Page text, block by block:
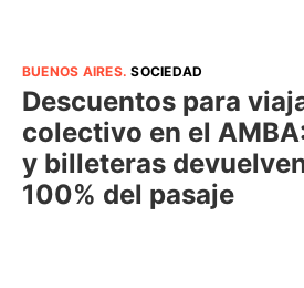
BUENOS AIRES.SOCIEDAD
Descuentos para
colectivo en el
y billeteras
100% del pasaje